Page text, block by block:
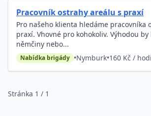
Pracovník ostrahy areálu s praxí
Pro našeho klienta hledáme pracovníka
praxí. Vhovné pro kohokoliv. Výhodou
němčiny nebo...
Nabídka brigády •Nymburk•160 Kč /
Stránka 1 / 1